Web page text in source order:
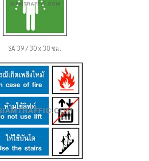
SA 39 / 30 x 30 ซม.